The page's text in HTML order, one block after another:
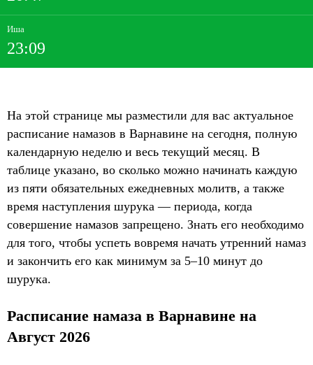
Иша
23:09
На этой странице мы разместили для вас актуальное
расписание намазов в Варнавине на сегодня, полную
календарную неделю и весь текущий месяц. В
таблице указано, во сколько можно начинать каждую
из пяти обязательных ежедневных молитв, а также
время наступления шурука — периода, когда
совершение намазов запрещено. Знать его необходимо
для того, чтобы успеть вовремя начать утренний намаз
и закончить его как минимум за 5–10 минут до
шурука.
Расписание намаза в Варнавине на
Август 2026